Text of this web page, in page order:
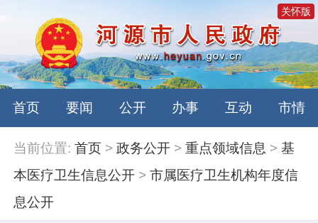
关怀版
首页 要闻 公开 办事 互动 市情
当前位置: 首页 >政务公开 >重点领域信息 >基
本医疗卫生信息公开 >市属医疗卫生机构年度信
息公开